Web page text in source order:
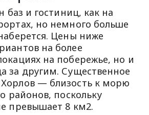
баз и гостиниц, как на
но немного больше
Цены ниже
на более
на побережье, но и
за другим. Существенное
— близость к морю
районов, поскольку
превышает 8 км2.